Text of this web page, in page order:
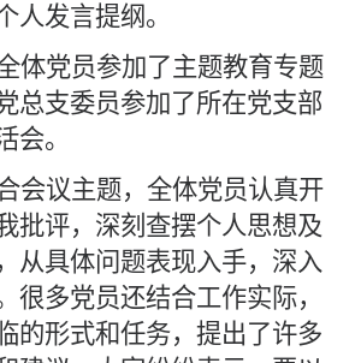
人发言提纲。
体党员参加了主题教育专题
总支委员参加了所在党支部
会。
会议主题，全体党员认真开
批评，深刻查摆个人思想及
从具体问题表现入手，深入
很多党员还结合工作实际，
的形式和任务，提出了许多